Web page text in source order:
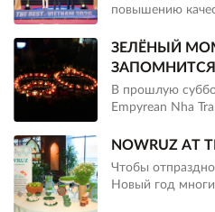
2026 ГОДУ.
повышению
курортного
Empyrean Nha
себе,
лучших отелей
церемонии
года.
ЗЕЛЁНЫЙ
В прошлую
Empyrean Nha
освещение на
NOWRUZ AT
Чтобы
Новый год